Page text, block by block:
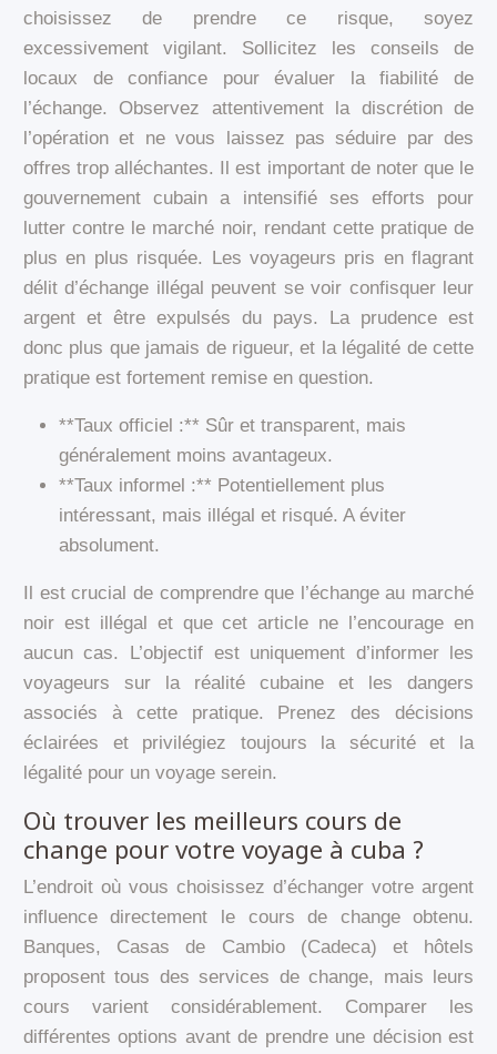
choisissez de prendre ce risque, soyez
excessivement vigilant. Sollicitez les conseils de
locaux de confiance pour évaluer la fiabilité de
l’échange. Observez attentivement la discrétion de
l’opération et ne vous laissez pas séduire par des
offres trop alléchantes. Il est important de noter que le
gouvernement cubain a intensifié ses efforts pour
lutter contre le marché noir, rendant cette pratique de
plus en plus risquée. Les voyageurs pris en flagrant
délit d’échange illégal peuvent se voir confisquer leur
argent et être expulsés du pays. La prudence est
donc plus que jamais de rigueur, et la légalité de cette
pratique est fortement remise en question.
**Taux officiel :** Sûr et transparent, mais
généralement moins avantageux.
**Taux informel :** Potentiellement plus
intéressant, mais illégal et risqué. A éviter
absolument.
Il est crucial de comprendre que l’échange au marché
noir est illégal et que cet article ne l’encourage en
aucun cas. L’objectif est uniquement d’informer les
voyageurs sur la réalité cubaine et les dangers
associés à cette pratique. Prenez des décisions
éclairées et privilégiez toujours la sécurité et la
légalité pour un voyage serein.
Où trouver les meilleurs cours de
change pour votre voyage à cuba ?
L’endroit où vous choisissez d’échanger votre argent
influence directement le cours de change obtenu.
Banques, Casas de Cambio (Cadeca) et hôtels
proposent tous des services de change, mais leurs
cours varient considérablement. Comparer les
différentes options avant de prendre une décision est